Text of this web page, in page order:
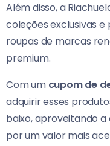
Além disso, a
coleções exclusivas
roupas de marcas
premium.
Com um cupom de
adquirir esses
baixo, aproveitando
por um valor mais